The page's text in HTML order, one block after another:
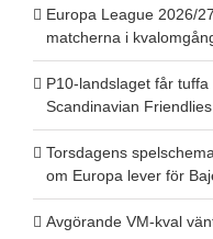
Europa League 2026/
matcherna i
P10-landslaget får
Scandinavian Friendlies
Torsdagens
om Europa lever för
Avgörande VM-kval